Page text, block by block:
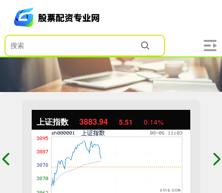
上证指数 3883.93 5.50 0.14%